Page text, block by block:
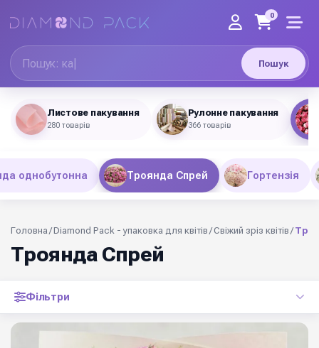
Пошук
0
Листове пакування
280 товарів
Рулонне пакування
366 товарів
однобутонна Троянда Спрей Гортензія
Головна /Diamond Pack - упаковка для квітів /Свіжий зріз квітів /
Троянда Спрей
Фільтри